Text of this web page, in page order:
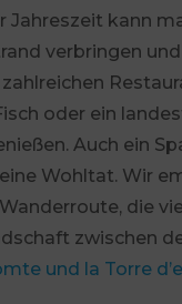
Jahreszeit kann
verbringen
oder ein
Auch ein
Wohltat. Wir
die
zwischen
und la Torre